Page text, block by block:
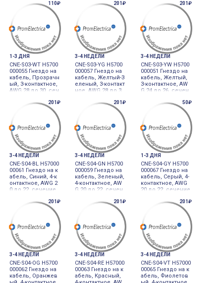
3 до 0.21, диамет
р 1.2 до 1.6мм SO
CKET 3PIN (ORANG
E)
о 0.21, диаметр 0.
8 до 1.0мм SOCKE
5 до 0.08, диамет
р 1.0 до 1.2мм SO
CKET 3PIN (VIOLE
T)
110₽
1-3 ДНЯ
CNE-S03-WT H5700
000055 Гнездо на
кабель, Прозрачн
ый, 3-контактное,
AWG 28 до 30, сеч
5 до 0.08, диамет
р 0.6 до 0.8мм SO
CKET 3PIN (TRANS
PARENT)
201₽
3-4 НЕДЕЛИ
CNE-S03-YG H5700
000057 Гнездо на
кабель, Желтый-З
еленый, 3-контакт
ное, AWG 28 до 3
да 0.05 до 0.08, ди
аметр 0.8 до 1.0м
м SOCKET 3PIN (YE
LLOW-GREEN)
201₽
3-4 НЕДЕЛИ
CNE-S03-YW H5700
000051 Гнездо на
кабель, Желтый,
3-контактное, AW
G 24 до 26, сечен
о 0.2, диаметр 1.0
до 1.2мм SOCKET
201₽
3-4 НЕДЕЛИ
CNE-S04-BL H57000
00061 Гнездо на к
абель, Синий, 4-к
онтактное, AWG 2
0 до 22, сечение
0.5, диаметр 1.2 д
о 1.6мм SOCKET 4
201₽
3-4 НЕДЕЛИ
CNE-S04-GN H5700
000059 Гнездо на
кабель, Зеленый,
4-контактное, AW
G 20 до 22, сечен
о 0.5, диаметр 1.0
до 1.2мм SOCKET
50₽
1-3 ДНЯ
CNE-S04-GY H5700
000067 Гнездо на
кабель, Серый, 4-
контактное, AWG
20 до 22, сечение
0.5, диаметр 1.6 д
о 2.0мм SOCKET 4
201₽
3-4 НЕДЕЛИ
CNE-S04-OG H5700
000062 Гнездо на
кабель, Оранжев
201₽
3-4 НЕДЕЛИ
CNE-S04-RE H57000
00063 Гнездо на к
абель, Красный,
201₽
3-4 НЕДЕЛИ
CNE-S04-VT H57000
00065 Гнездо на к
абель, Фиолетов